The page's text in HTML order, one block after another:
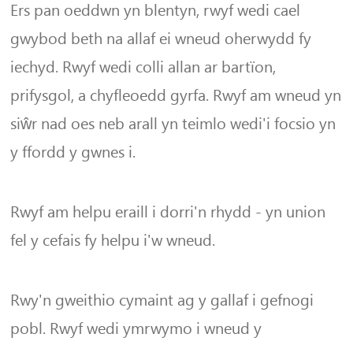
Ers pan oeddwn yn blentyn, rwyf wedi cael
gwybod beth na allaf ei wneud oherwydd fy
iechyd. Rwyf wedi colli allan ar bartïon,
prifysgol, a chyfleoedd gyrfa. Rwyf am wneud yn
siŵr nad oes neb arall yn teimlo wedi'i focsio yn
y ffordd y gwnes i.
Rwyf am helpu eraill i dorri'n rhydd - yn union
fel y cefais fy helpu i'w wneud.
Rwy'n gweithio cymaint ag y gallaf i gefnogi
pobl. Rwyf wedi ymrwymo i wneud y